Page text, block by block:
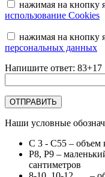
нажимая на кнопку
использование Cookies
нажимая на кнопку
персональных данных
Напишите ответ: 83+17
Наши условные
C 3 - C55 – объем
Р8, Р9 –
сантиметров